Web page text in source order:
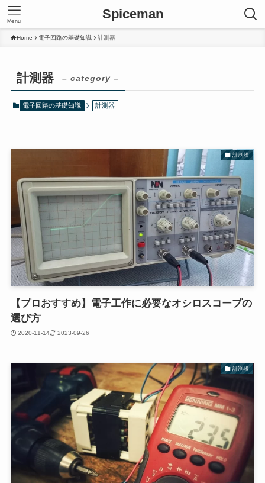
Spiceman
Menu
Home 電子回路の基礎知識 計測器
計測器 – category –
電子回路の基礎知識 計測器
計測器
【プロおすすめ】電子工作に必要なオシロスコープの
選び方
2020-11-14 2023-09-26
計測器